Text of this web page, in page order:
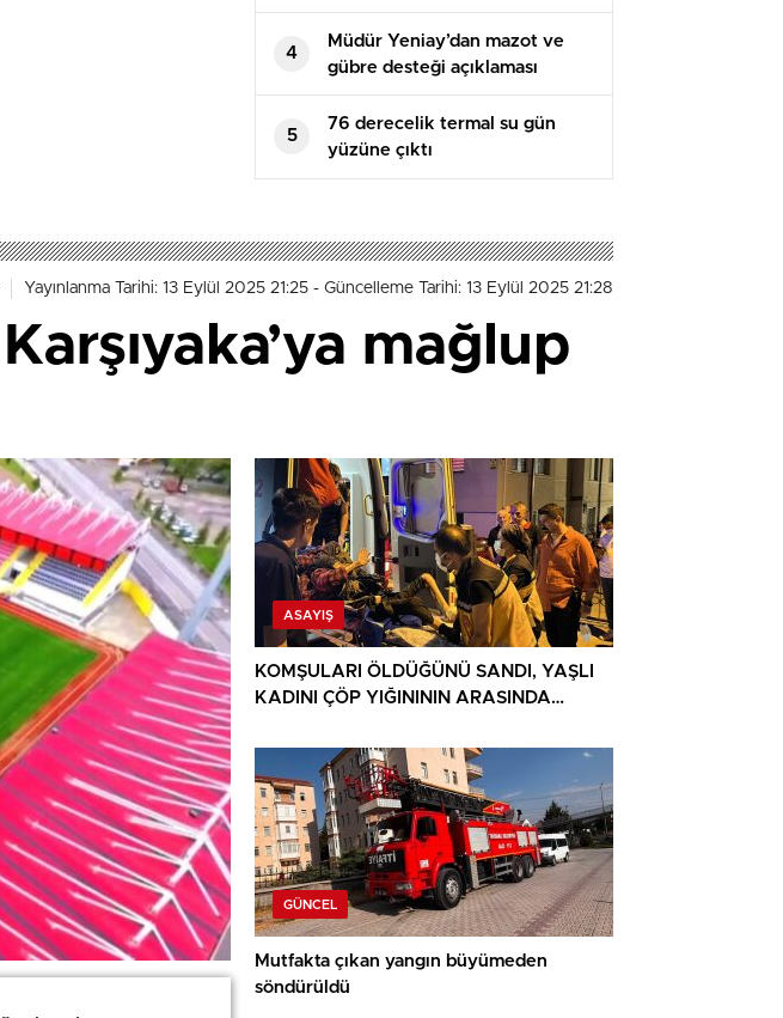
4
Müdür Yeniay’dan mazot ve
gübre desteği açıklaması
5
76 derecelik termal su gün
yüzüne çıktı
Yayınlanma Tarihi: 13 Eylül 2025 21:25 - Güncelleme Tarihi: 13 Eylül 2025 21:28
mağlup
ASAYIŞ
KOMŞULARI ÖLDÜĞÜNÜ SANDI, YAŞLI
KADINI ÇÖP YIĞINININ ARASINDA
GÜNCEL
Mutfakta çıkan yangın büyümeden
söndürüldü